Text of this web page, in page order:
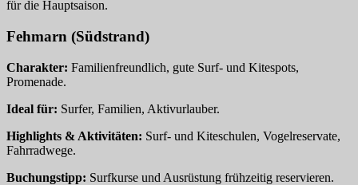
für die Hauptsaison.
Fehmarn (Südstrand)
Charakter: Familienfreundlich, gute Surf‑ und Kitespots,
Promenade.
Ideal für: Surfer, Familien, Aktivurlauber.
Highlights & Aktivitäten: Surf‑ und Kiteschulen, Vogelreservate,
Fahrradwege.
Buchungstipp: Surfkurse und Ausrüstung frühzeitig reservieren.